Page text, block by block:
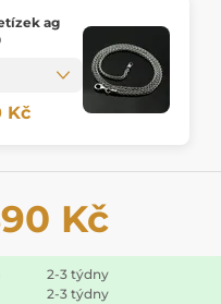
ag
Kč
Kč
2-3 týdny
2-3 týdny